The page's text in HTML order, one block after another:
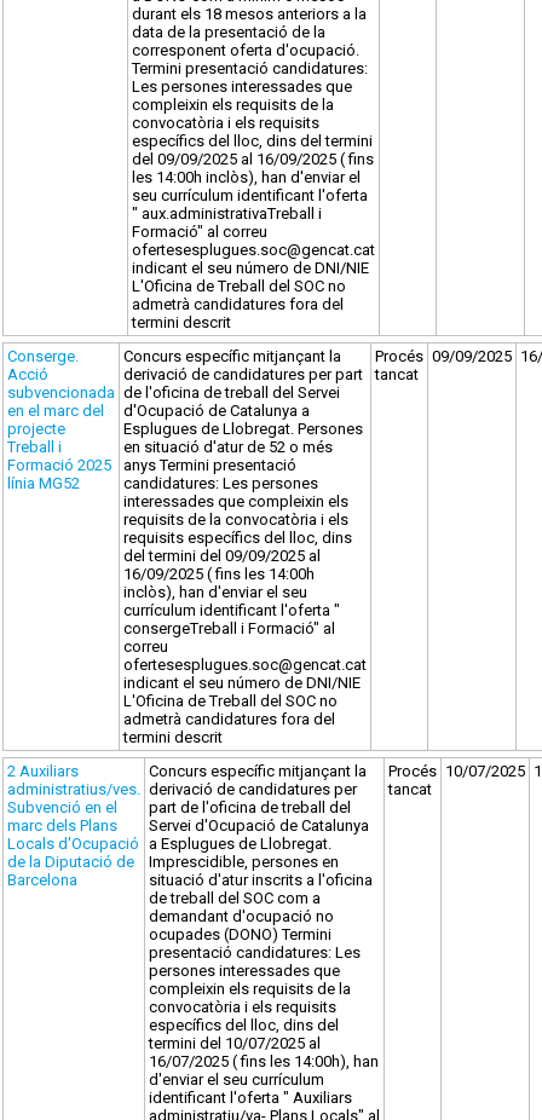
durant els 18 mesos anteriors a la
data de la presentació de la
corresponent oferta d'ocupació.
Termini presentació candidatures:
Les persones interessades que
compleixin els requisits de la
convocatòria i els requisits
específics del lloc, dins del termini
del 09/09/2025 al 16/09/2025 ( fins
les 14:00h inclòs), han d'enviar el
seu currículum identificant l'oferta
" aux.administrativaTreball i
Formació" al correu
ofertesesplugues.soc@gencat.cat
indicant el seu número de DNI/NIE
L'Oficina de Treball del SOC no
admetrà candidatures fora del
termini descrit
Conserge.
Acció
subvencionada
en el marc del
projecte
Treball i
Formació 2025
línia MG52
Concurs específic mitjançant la
derivació de candidatures per part
de l'oficina de treball del Servei
d'Ocupació de Catalunya a
Esplugues de Llobregat. Persones
en situació d'atur de 52 o més
anys Termini presentació
candidatures: Les persones
interessades que compleixin els
requisits de la convocatòria i els
requisits específics del lloc, dins
del termini del 09/09/2025 al
16/09/2025 ( fins les 14:00h
inclòs), han d'enviar el seu
currículum identificant l'oferta "
consergeTreball i Formació" al
correu
ofertesesplugues.soc@gencat.cat
indicant el seu número de DNI/NIE
L'Oficina de Treball del SOC no
admetrà candidatures fora del
termini descrit
Procés
tancat
09/09/2025
2 Auxiliars
administratius/ves.
Subvenció en el
marc dels Plans
Locals d'Ocupació
de la Diputació de
Barcelona
Concurs específic mitjançant la
derivació de candidatures per
part de l'oficina de treball del
Servei d'Ocupació de Catalunya
a Esplugues de Llobregat.
Imprescidible, persones en
situació d'atur inscrits a l'oficina
de treball del SOC com a
demandant d'ocupació no
ocupades (DONO) Termini
presentació candidatures: Les
persones interessades que
compleixin els requisits de la
convocatòria i els requisits
específics del lloc, dins del
termini del 10/07/2025 al
16/07/2025 ( fins les 14:00h), han
d'enviar el seu currículum
identificant l'oferta " Auxiliars
administratiu/va- Plans Locals" al
Procés
tancat
10/07/2025